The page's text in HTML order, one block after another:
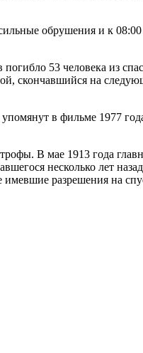
обрушения и к
53 человека из
скончавшийся на
в фильме 1977
В мае 1913 года
несколько лет
разрешения на